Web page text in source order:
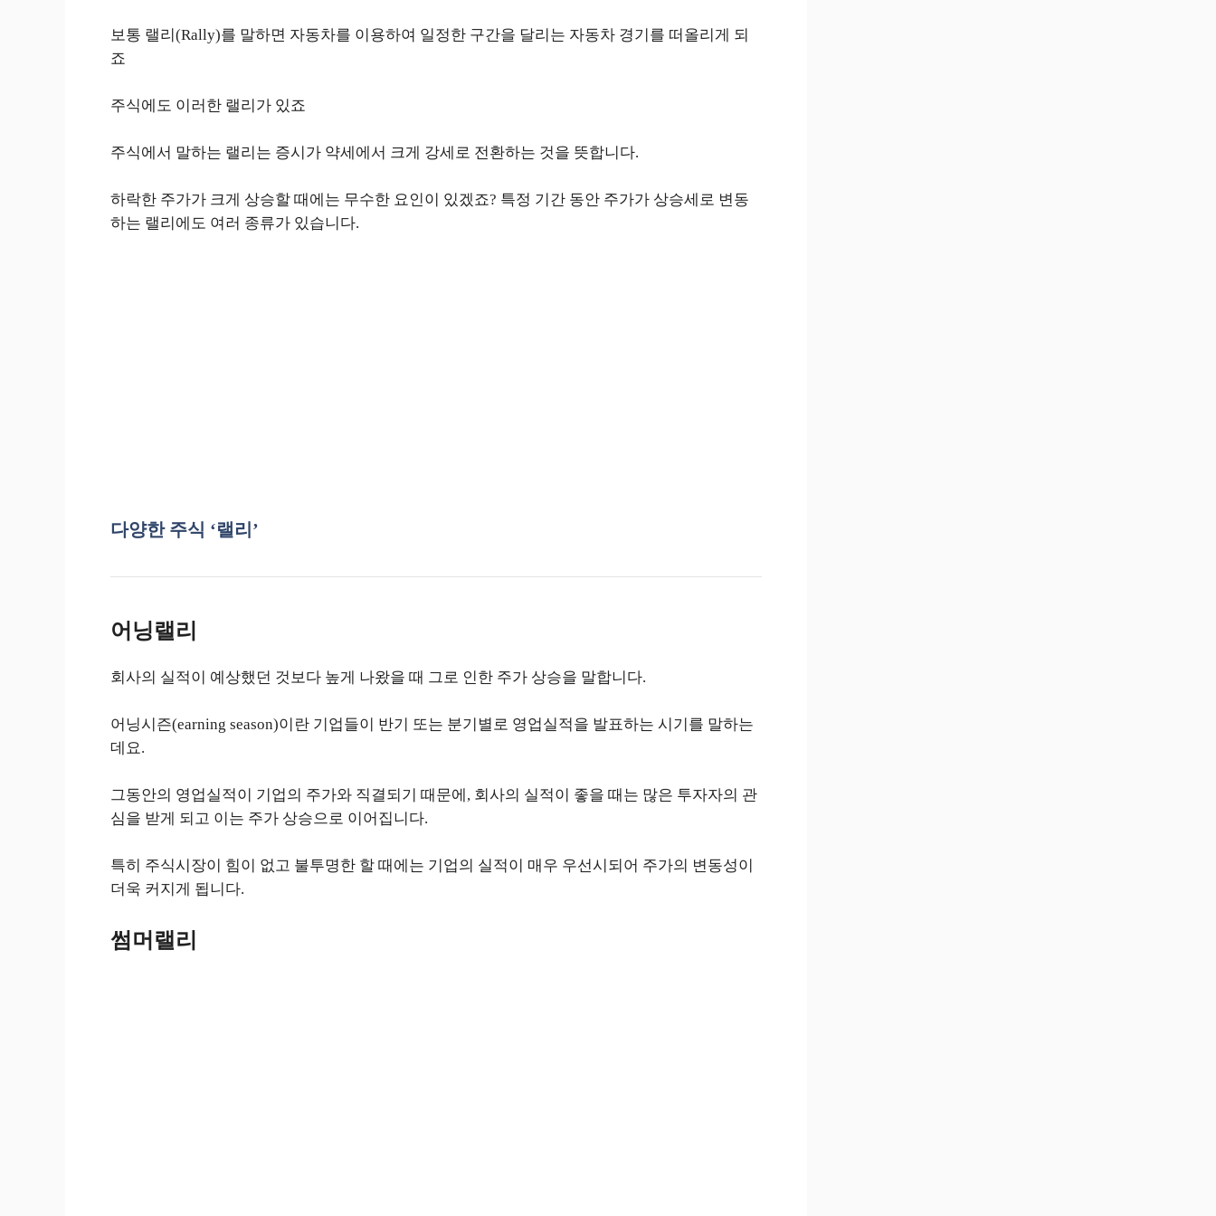
보통 랠리(Rally)를 말하면 자동차를 이용하여 일정한 구간을 달리는 자동차 경기를 떠올리게 되
죠
주식에도 이러한 랠리가 있죠
주식에서 말하는 랠리는 증시가 약세에서 크게 강세로 전환하는 것을 뜻합니다.
하락한 주가가 크게 상승할 때에는 무수한 요인이 있겠죠? 특정 기간 동안 주가가 상승세로 변동
하는 랠리에도 여러 종류가 있습니다.
다양한 주식 ‘랠리’
어닝랠리
회사의 실적이 예상했던 것보다 높게 나왔을 때 그로 인한 주가 상승을 말합니다.
어닝시즌(earning season)이란 기업들이 반기 또는 분기별로 영업실적을 발표하는 시기를 말하는
데요.
그동안의 영업실적이 기업의 주가와 직결되기 때문에, 회사의 실적이 좋을 때는 많은 투자자의 관
심을 받게 되고 이는 주가 상승으로 이어집니다.
특히 주식시장이 힘이 없고 불투명한 할 때에는 기업의 실적이 매우 우선시되어 주가의 변동성이
더욱 커지게 됩니다.
썸머랠리